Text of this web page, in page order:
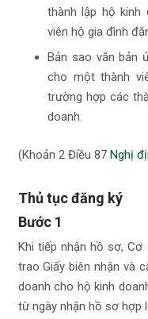
thành lập hộ kinh
viên hộ gia đình
Bản sao văn bản
cho một thành
trường hợp các
doanh.
(Khoản 2 Điều 87Nghị
Thủ tục đăng ký
Bước 1
Khi tiếp nhận hồ sơ, Cơ
trao Giấy biên nhận và
doanh cho hộ kinh
từ ngày nhận hồ sơ hợp